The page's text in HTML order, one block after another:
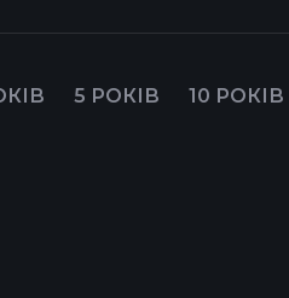
5 РОКІВ 10 РОКІВ